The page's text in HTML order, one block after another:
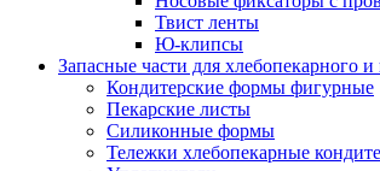
Твист ленты
Ю-клипсы
Запасные части для хлебопекарного
Кондитерские формы фигурные
Пекарские листы
Силиконные формы
Тележки хлебопекарные